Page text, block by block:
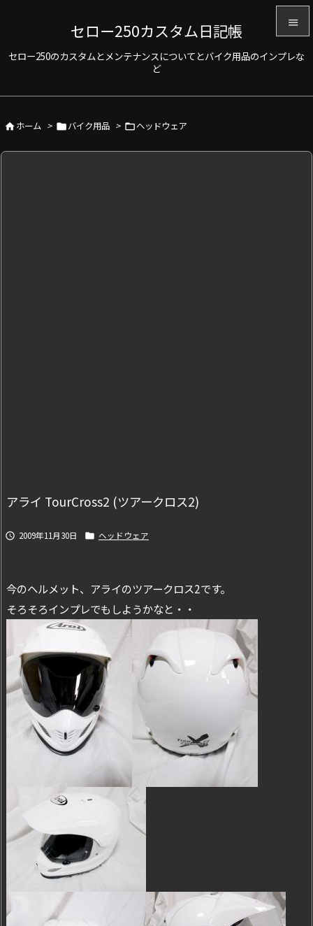
セロー250カスタム日記帳
セロー250のカスタムとメンテナンスについてとバイク用品のインプレな
ど


ホーム > バイク用品 > ヘッドウェア
アライ TourCross2 (ツアークロス2)
 2009年11月30日  ヘッドウェア
今のヘルメット、アライのツアークロス2です。
そろそろインプレでもしようかなと・・